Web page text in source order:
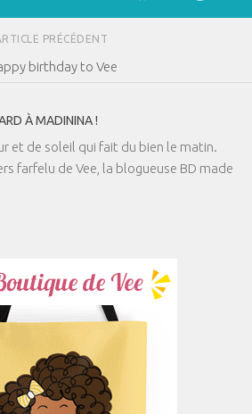
PRÉCÉDENT
birthday to Vee
À MADININA !
et de soleil qui fait du bien le matin.
farfelu de Vee, la blogueuse BD made